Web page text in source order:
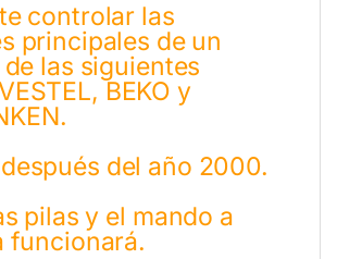
controlar las
principales de un
las siguientes
BEKO y
del año 2000.
pilas y el mando a
funcionará.